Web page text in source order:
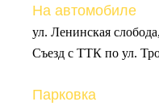
На автомобиле
ул. Ленинская
Съезд с ТТК по ул.
Парковка